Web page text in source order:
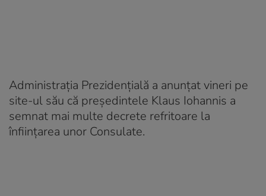
Administraţia Prezidenţială a anunţat vineri pe
site-ul său că preşedintele Klaus Iohannis a
semnat mai multe decrete refritoare la
înfiinţarea unor Consulate.